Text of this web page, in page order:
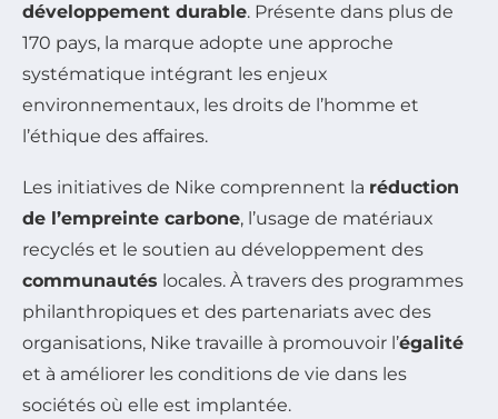
développement durable. Présente dans plus de
170 pays, la marque adopte une approche
systématique intégrant les enjeux
environnementaux, les droits de l’homme et
l’éthique des affaires.
Les initiatives de Nike comprennent la réduction
de l’empreinte carbone, l’usage de matériaux
recyclés et le soutien au développement des
communautés locales. À travers des programmes
philanthropiques et des partenariats avec des
organisations, Nike travaille à promouvoir l’égalité
et à améliorer les conditions de vie dans les
sociétés où elle est implantée.